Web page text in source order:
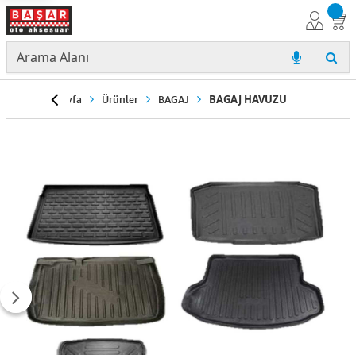
Anasayfa Ürünler BAGAJ BAGAJ HAVUZU